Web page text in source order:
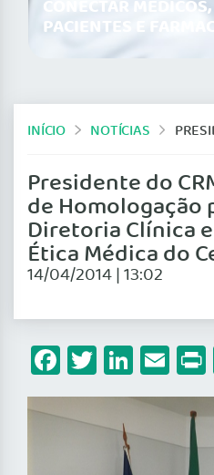
CONECTAR MÉDICOS,
PACIENTES E
INÍCIO NOTÍCIAS PRESIDENTE DO CRM
Presidente do
de Homologação
Diretoria Clínica
Ética Médica do
14/04/2014 | 13:02
Facebook
Twitter